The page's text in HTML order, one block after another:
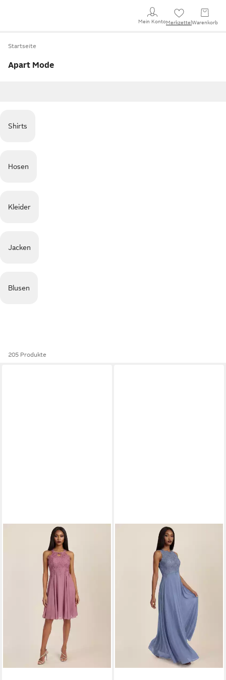
Mein KontoMerkzettel Warenkorb
Startseite
Apart Mode
Shirts
Hosen
Kleider
Jacken
Blusen
205 Produkte